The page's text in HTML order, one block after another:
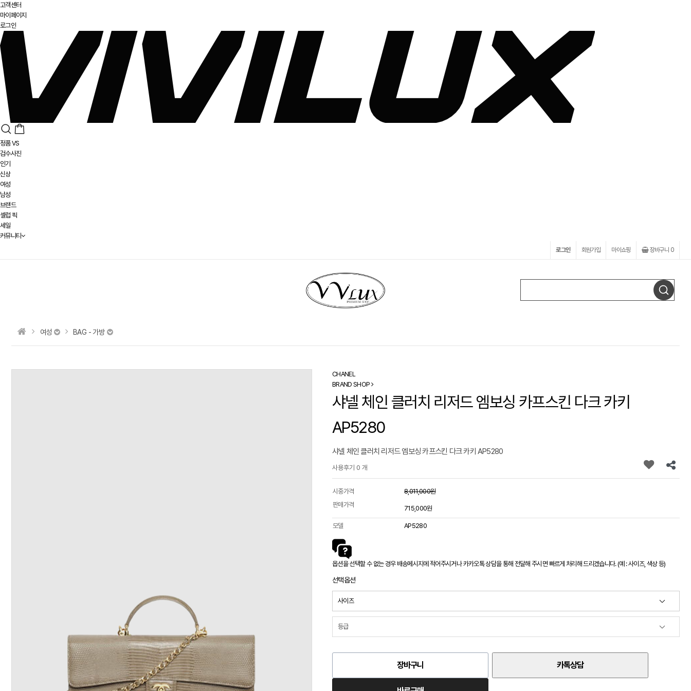
고객센터
마이페이지
로그인
정품 VS
검수사진
인기
신상
여성
남성
브랜드
셀럽 픽
세일
커뮤니티
장바구니 0
마이쇼핑
회원가입
로그인
여성 BAG - 가방
CHANEL
BRAND SHOP
샤넬 체인 클러치 리저드 엠보싱 카프스킨 다크 카키
AP5280
샤넬 체인 클러치 리저드 엠보싱 카프스킨 다크 카키 AP5280
사용후기 0 개
시중가격
8,011,000원
판매가격
715,000원
모델 AP5280
옵션을 선택할 수 없는 경우 배송메시지에 적어주시거나 카카오톡 상담을 통해 전달해 주시면 빠르게 처리해 드리겠습니다. (예 : 사이즈, 색상 등)
선택옵션
장바구니 카톡상담